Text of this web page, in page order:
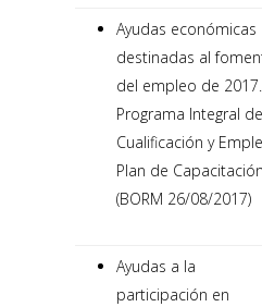
Ayudas económicas
destinadas al
del empleo de 2017.
Programa Integral de
Cualificación y
Plan de
(BORM 26/08/2017)
Ayudas a la
participación en